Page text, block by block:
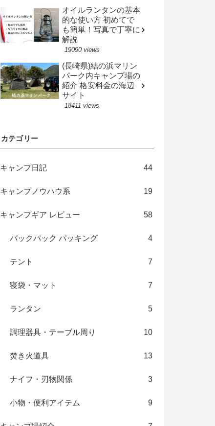
オイルランタンの基本
的な使い方 初めてで
も簡単！写真で丁寧に
解説
19090 views
(長崎県)結の浜マリン
パーク内キャンプ場の
紹介 格安料金の海辺
サイト
18411 views
カテゴリー
キャンプ日記 44
キャンプノウハウ系 19
キャンプギア レビュー 58
バックパック パッキング 4
テント 7
寝袋・マット 7
ランタン 5
調理器具・テーブル周り 10
焚き火道具 13
ナイフ・刃物関係 3
小物・便利アイテム 9